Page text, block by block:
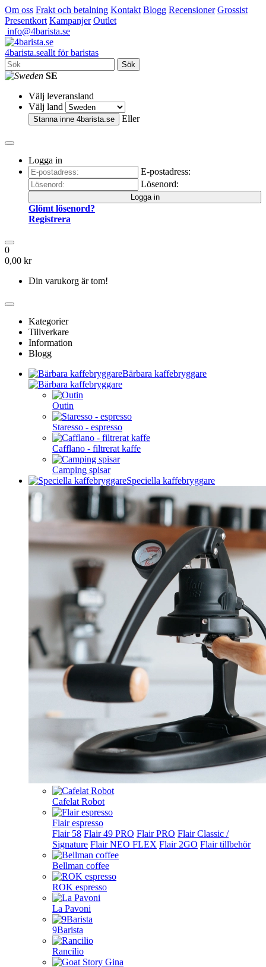
Om oss Frakt och betalning Kontakt Blogg Recensioner Grossist
Presentkort Kampanjer Outlet
info@4barista.se
4barista.seallt för baristas
Sök
SE
Välj leveransland
Välj land
Stanna inne 4barista.se Eller
Logga in
E-postadress:
Lösenord:
Logga in
Glömt lösenord?
Registrera
0
0,00 kr
Din varukorg är tom!
Kategorier
Tillverkare
Information
Blogg
Bärbara kaffebryggare
Outin
Staresso - espresso
Cafflano - filtrerat kaffe
Camping spisar
Speciella kaffebryggare
Cafelat Robot
Flair espresso
Flair 58 Flair 49 PRO Flair PRO Flair Classic /
Signature Flair NEO FLEX Flair 2GO Flair tillbehör
Bellman coffee
ROK espresso
La Pavoni
9Barista
Rancilio